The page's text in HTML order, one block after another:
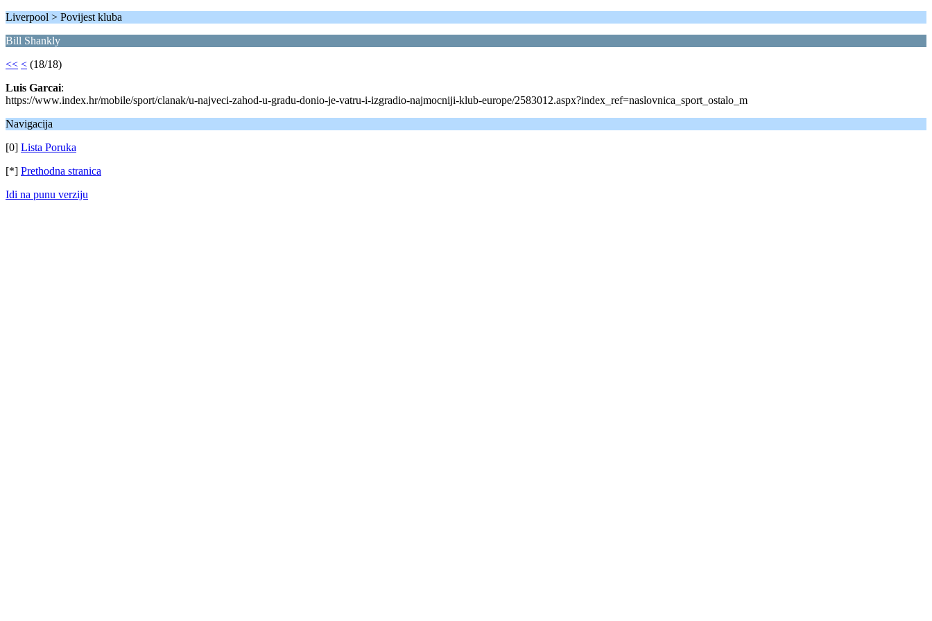
Liverpool > Povijest kluba
Bill Shankly
<< < (18/18)
Luis Garcai:
https://www.index.hr/mobile/sport/clanak/u-najveci-zahod-u-gradu-donio-je-vatru-i-izgradio-najmocniji-klub-europe/2583012.aspx?index_ref=naslovnica_sport_ostalo_m
Navigacija
[0] Lista Poruka
[*] Prethodna stranica
Idi na punu verziju